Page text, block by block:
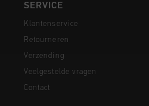
SERVICE
Klantenservice
Retourneren
Verzending
Veelgestelde vragen
Contact